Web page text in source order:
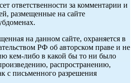
ответственности за комментарии и
размещенные на сайте
на данном сайте, охраняется в
РФ об авторском праве и не
кем-либо в какой бы то ни было
распространению,
с письменного разрешения